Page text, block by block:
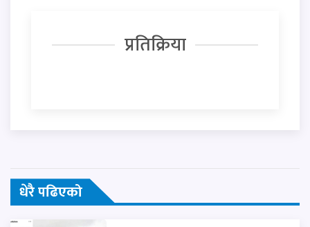
प्रतिक्रिया
धेरै पढिएको